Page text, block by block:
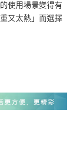
使用場景變得有
又太熱」而選擇